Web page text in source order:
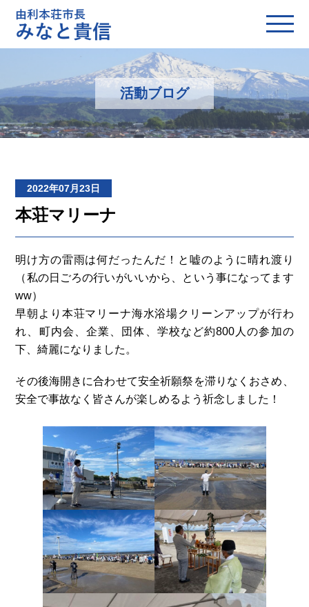
活動ブログ
2022年07月23日
本荘マリーナ
明け方の雷雨は何だったんだ！と嘘のように晴れ渡り
（私の日ごろの行いがいいから、という事になってます
ww）
早朝より本荘マリーナ海水浴場クリーンアップが行わ
れ、町内会、企業、団体、学校など約800人の参加の
下、綺麗になりました。
その後海開きに合わせて安全祈願祭を滞りなくおさめ、
安全で事故なく皆さんが楽しめるよう祈念しました！